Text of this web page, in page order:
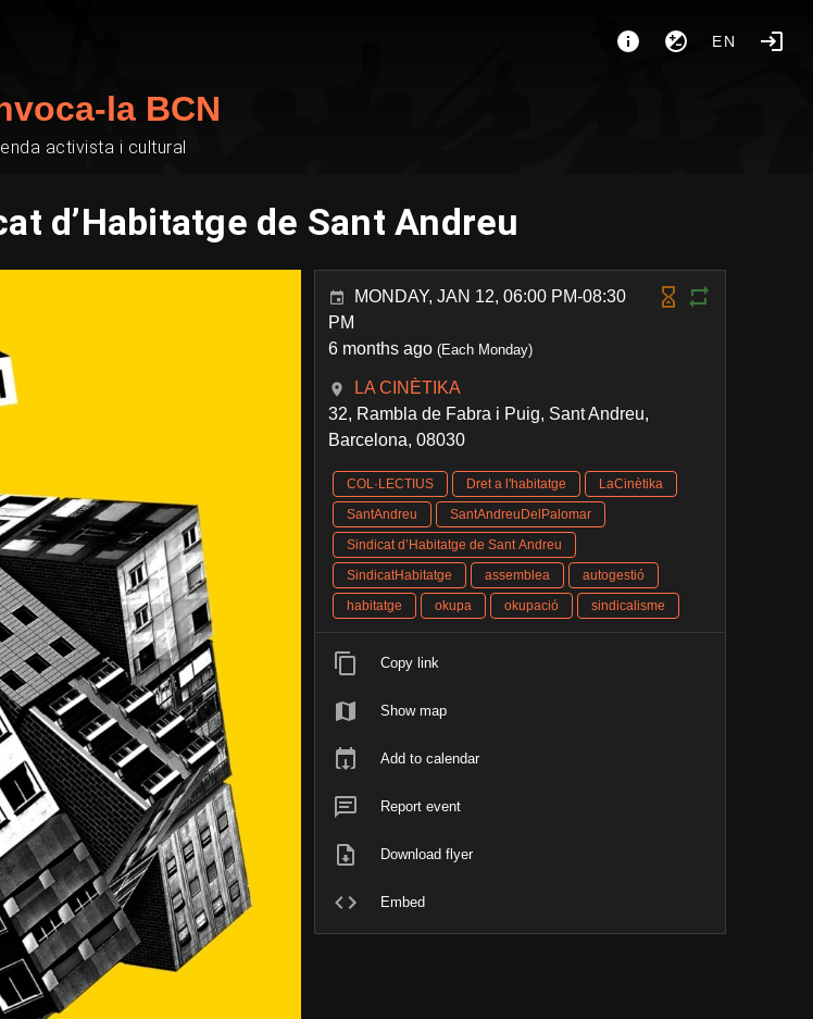
EN
la BCN
activista i cultural
d’Habitatge de Sant Andreu
MONDAY, JAN 12, 06:00 PM-08:30
PM
6 months ago (Each Monday)
LA CINÈTIKA
32, Rambla de Fabra i Puig, Sant Andreu,
Barcelona, 08030
COL·LECTIUS Dret a l'habitatge
LaCinètika
SantAndreu
SantAndreuDelPalomar
Sindicat d’Habitatge de Sant Andreu
SindicatHabitatge
assemblea
autogestió
habitatge
okupa okupació sindicalisme
Copy link
Show map
Add to calendar
Report event
Download flyer
Embed